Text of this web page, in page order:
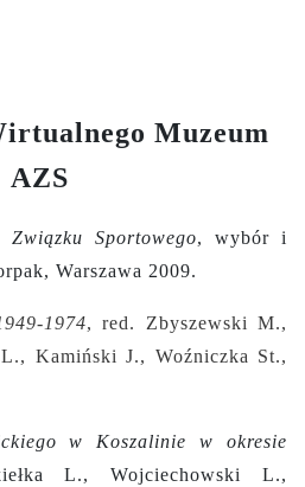
Muzeum
AZS
Sportowego, wybór i
Warszawa 2009.
1974, red. Zbyszewski M.,
Kamiński J., Woźniczka St.,
w Koszalinie w okresie
L., Wojciechowski L.,